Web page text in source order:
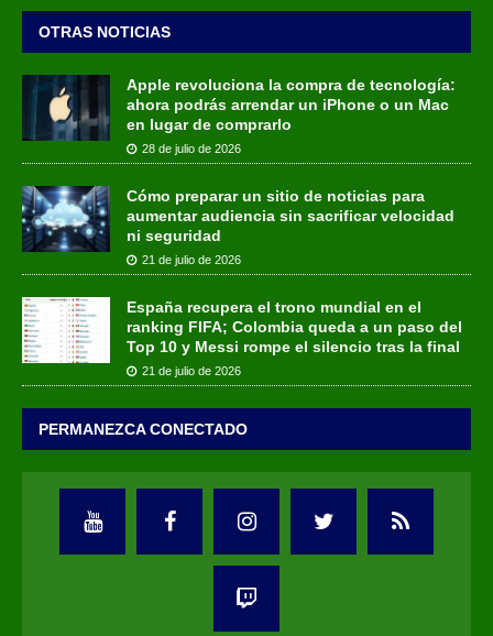
OTRAS NOTICIAS
Apple revoluciona la compra de tecnología:
ahora podrás arrendar un iPhone o un Mac
en lugar de comprarlo
28 de julio de 2026
Cómo preparar un sitio de noticias para
aumentar audiencia sin sacrificar velocidad
ni seguridad
21 de julio de 2026
España recupera el trono mundial en el
ranking FIFA; Colombia queda a un paso del
Top 10 y Messi rompe el silencio tras la final
21 de julio de 2026
PERMANEZCA CONECTADO